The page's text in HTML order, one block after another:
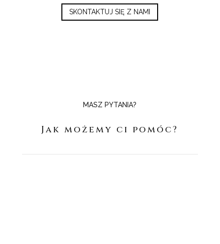
SKONTAKTUJ SIĘ Z NAMI
MASZ PYTANIA?
Jak możemy ci pomóc?